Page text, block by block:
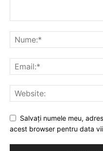
Salvați numele meu,
acest browser pentru data